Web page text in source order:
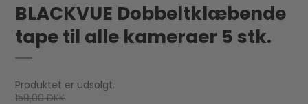
BLACKVUE Dobbeltklæbende
tape til alle kameraer 5 stk.
Produktet er udsolgt.
159,00 DKK